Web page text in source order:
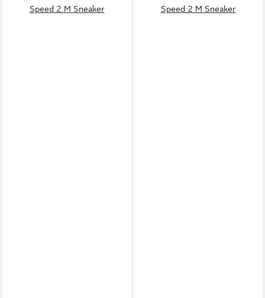
Speed 2 M Sneaker
Speed 2 M Sneaker